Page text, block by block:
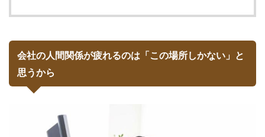
会社の人間関係が疲れるのは「この場所しかない」と
思うから